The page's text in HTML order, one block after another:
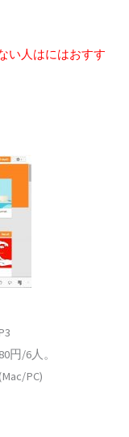
い人はにはおすす
円/6人。
PC)